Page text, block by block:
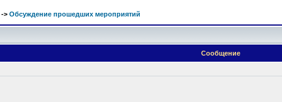
-> Обсуждение прошедших мероприятий
Сообщение